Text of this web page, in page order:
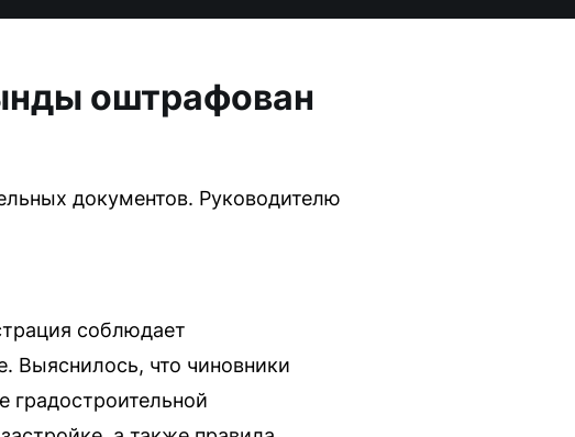
оштрафован
документов. Руководителю
соблюдает
Выяснилось, что чиновники
градостроительной